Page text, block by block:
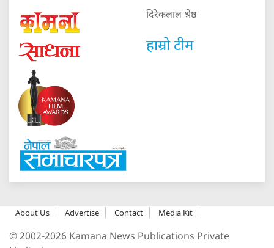
दिरेकलाल श्रेष्ठ
हाम्रो टीम
About Us Advertise Contact Media Kit
© 2002-2026 Kamana News Publications Private